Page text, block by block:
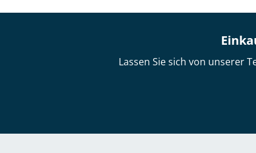
Lassen Sie sich von unserer